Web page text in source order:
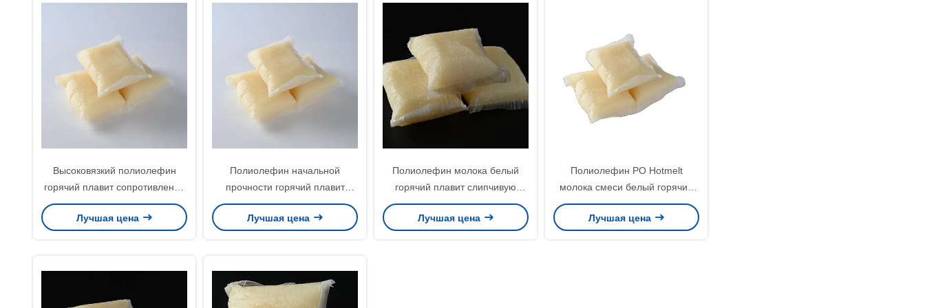
Высоковязкий полиолефин
горячий плавит сопротивление
гидролиза прилипателя после
смеси
Лучшая цена
Полиолефин начальной
прочности горячий плавит
слипчивые тюфяки давит -
чувствительный прилипатель
Лучшая цена
Полиолефин молока белый
горячий плавит слипчивую
форму подушки блока но. 9009-
54-5 CAS
Лучшая цена
Полиолефин PO Hotmelt
молока смеси белый горячий
плавит для софы тюфяков
Лучшая цена